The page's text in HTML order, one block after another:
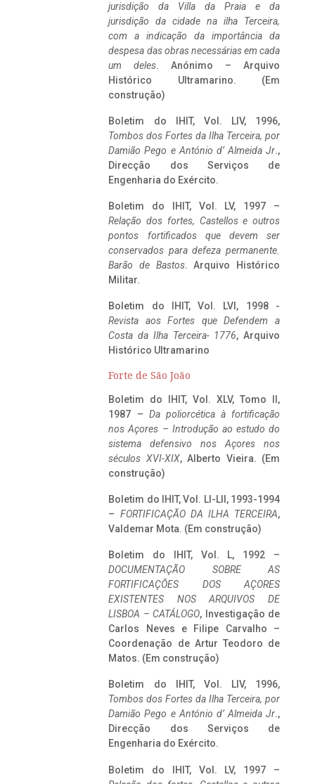
jurisdição da Villa da Praia e da
jurisdição da cidade na ilha Terceira,
com a indicação da importância da
despesa das obras necessárias em cada
um deles. Anónimo – Arquivo
Histórico Ultramarino. (Em
construção)
Boletim do IHIT, Vol. LIV, 1996,
Tombos dos Fortes da Ilha Terceira, por
Damião Pego e António d’ Almeida Jr.,
Direcção dos Serviços de
Engenharia do Exército.
Boletim do IHIT, Vol. LV, 1997 –
Relação dos fortes, Castellos e outros
pontos fortificados que devem ser
conservados para defeza permanente.
Barão de Bastos. Arquivo Histórico
Militar.
Boletim do IHIT, Vol. LVI, 1998 -
Revista aos Fortes que Defendem a
Costa da Ilha Terceira- 1776, Arquivo
Histórico Ultramarino
Forte de São João
Boletim do IHIT, Vol. XLV, Tomo II,
1987 – Da poliorcética à fortificação
nos Açores – Introdução ao estudo do
sistema defensivo nos Açores nos
séculos XVI-XIX, Alberto Vieira. (Em
construção)
Boletim do IHIT, Vol. LI-LII, 1993-1994
– FORTIFICAÇÃO DA ILHA TERCEIRA,
Valdemar Mota. (Em construção)
Boletim do IHIT, Vol. L, 1992 –
DOCUMENTAÇÃO SOBRE AS
FORTIFICAÇÕES DOS AÇORES
EXISTENTES NOS ARQUIVOS DE
LISBOA – CATÁLOGO, Investigação de
Carlos Neves e Filipe Carvalho –
Coordenação de Artur Teodoro de
Matos. (Em construção)
Boletim do IHIT, Vol. LIV, 1996,
Tombos dos Fortes da Ilha Terceira, por
Damião Pego e António d’ Almeida Jr.,
Direcção dos Serviços de
Engenharia do Exército.
Boletim do IHIT, Vol. LV, 1997 –